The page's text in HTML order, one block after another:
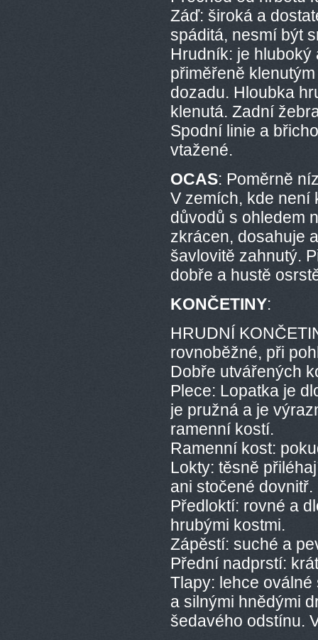
Záď: široká a
spáditá, nesmí být
Hrudník: je
přiměřeně
dozadu. Hloubka
klenutá. Zadní
Spodní linie a
vtažené.
OCAS: Poměrně
V zemích, kde není
důvodů s ohledem
zkrácen, dosahuje
šavlovitě zahnutý.
dobře a hustě
KONČETINY:
HRUDNÍ
rovnoběžné, při
Dobře utvářených
Plece: Lopatka je
je pružná a je
ramenní kostí.
Ramenní kost:
Lokty: těsně
ani stočené
Předloktí: rovné a
hrubými kostmi.
Zápěstí: suché a
Přední nadprstí:
Tlapy: lehce
a silnými hnědými
šedavého odstínu.